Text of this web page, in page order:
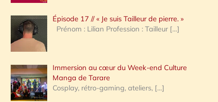
c
h
e
:
Épisode 17 // « Je suis Tailleur de pierre. »
Prénom : Lilian Profession : Tailleur […]
Immersion au cœur du Week-end Culture
Manga de Tarare
Cosplay, rétro-gaming, ateliers, […]